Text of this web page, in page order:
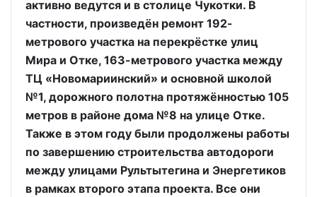
активно ведутся и в столице Чукотки. В
частности, произведён ремонт 192-
метрового участка на перекрёстке улиц
Мира и Отке, 163-метрового участка между
ТЦ «Новомариинский» и основной школой
№1, дорожного полотна протяжённостью 105
метров в районе дома №8 на улице Отке.
Также в этом году были продолжены работы
по завершению строительства автодороги
между улицами Рультытегина и Энергетиков
в рамках второго этапа проекта. Все они